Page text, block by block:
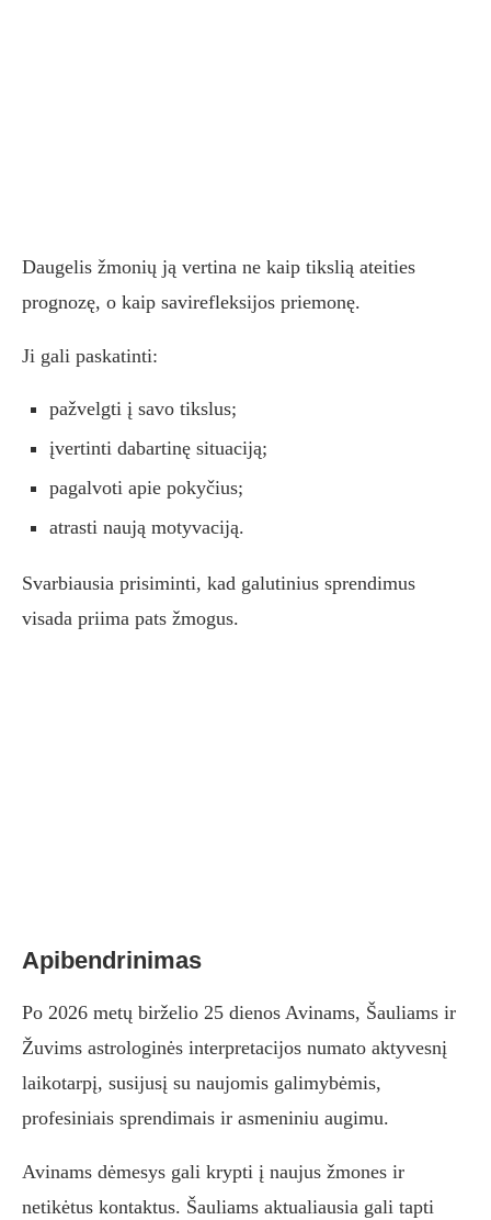
Daugelis žmonių ją vertina ne kaip tikslią ateities
prognozę, o kaip savirefleksijos priemonę.
Ji gali paskatinti:
pažvelgti į savo tikslus;
įvertinti dabartinę situaciją;
pagalvoti apie pokyčius;
atrasti naują motyvaciją.
Svarbiausia prisiminti, kad galutinius sprendimus
visada priima pats žmogus.
Apibendrinimas
Po 2026 metų birželio 25 dienos Avinams, Šauliams ir
Žuvims astrologinės interpretacijos numato aktyvesnį
laikotarpį, susijusį su naujomis galimybėmis,
profesiniais sprendimais ir asmeniniu augimu.
Avinams dėmesys gali krypti į naujus žmones ir
netikėtus kontaktus. Šauliams aktualiausia gali tapti